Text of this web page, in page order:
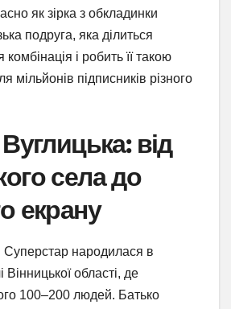
як зірка з обкладинки
подруга, яка ділиться
і робить її такою
мільйонів підписників різного
від
села до
екрану
Суперстар народилася в
Вінницької області, де
100–200 людей. Батько